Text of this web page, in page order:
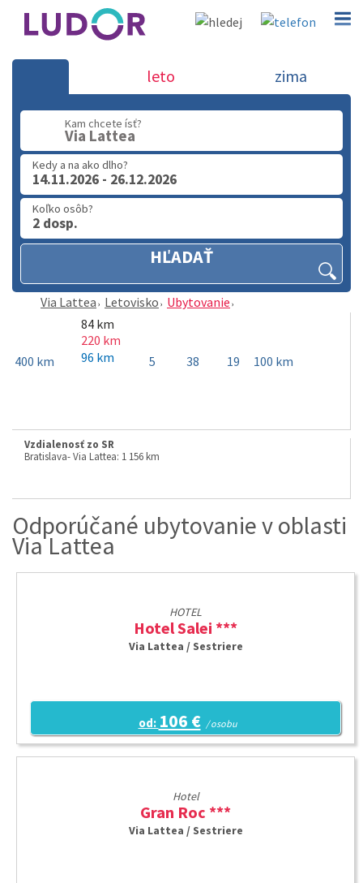
02 2063 3182
leto zima
Kam chcete ísť?
Via Lattea
Kedy a na ako dlho?
14.11.2026 - 26.12.2026
Koľko osôb?
2 dosp.
HĽADAŤ
Via Lattea Letovisko Ubytovanie
400 km
84 km
220 km
96 km
5 38 19 100 km
Vzdialenosť zo SR
Bratislava- Via Lattea: 1 156 km
Odporúčané ubytovanie v oblasti
Via Lattea
HOTEL
Hotel Salei ***
Via Lattea / Sestriere
od: 106 € / osobu
Hotel
Gran Roc ***
Via Lattea / Sestriere